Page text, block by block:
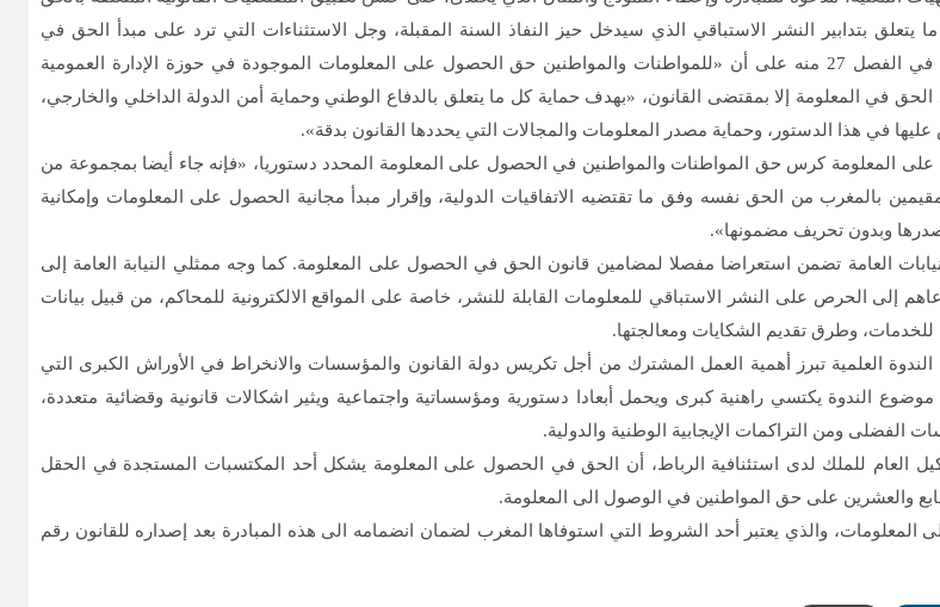
بتدابير النشر الاستباقي الذي سيدخل حيز النفاذ السنة المقبلة، وجل الاستثناءات التي ترد على مبدأ الحق في
المعلومة، مشيرا إلى أن الدستور المغربي تجاوب مع المقتضيات الدولية عندما نص في الفصل 27 منه على أن «للمواطنات والمواطنين حق الحصول على المعلومات الموجودة في حوزة الإدارة العمومية
في المعلومة إلا بمقتضى القانون، «بهدف حماية كل ما يتعلق بالدفاع الوطني وحماية أمن الدولة الداخلي والخارجي،
في هذا الدستور، وحماية مصدر المعلومات والمجالات التي يحددها القانون بدقة».
القانون رقم 31.13 المتعلق بالحق في الحصول على المعلومة كرس حق المواطنات والمواطنين في الحصول على المعلومة المحدد دستوريا، «فإنه جاء أيضا بمجموعة من
بالمغرب من الحق نفسه وفق ما تقتضيه الاتفاقيات الدولية، وإقرار مبدأ مجانية الحصول على المعلومات وإمكانية
وبدون تحريف مضمونها».
الماضي إلى توجيه منشور إلى النيابات العامة تضمن استعراضا مفصلا لمضامين قانون الحق في الحصول على المعلومة. كما وجه ممثلي النيابة العامة إلى
إلى الحرص على النشر الاستباقي للمعلومات القابلة للنشر، خاصة على المواقع الالكترونية للمحاكم، من قبيل بيانات
للخدمات، وطرق تقديم الشكايات ومعالجتها.
العلمية تبرز أهمية العمل المشترك من أجل تكريس دولة القانون والمؤسسات والانخراط في الأوراش الكبرى التي
الندوة يكتسي راهنية كبرى ويحمل أبعادا دستورية ومؤسساتية واجتماعية ويثير اشكالات قانونية وقضائية متعددة،
ومن التراكمات الإيجابية الوطنية والدولية.
العام للملك لدى استئنافية الرباط، أن الحق في الحصول على المعلومة يشكل أحد المكتسبات المستجدة في الحقل
والذي يعتبر أحد الشروط التي استوفاها المغرب لضمان انضمامه الى هذه المبادرة بعد إصداره للقانون رقم